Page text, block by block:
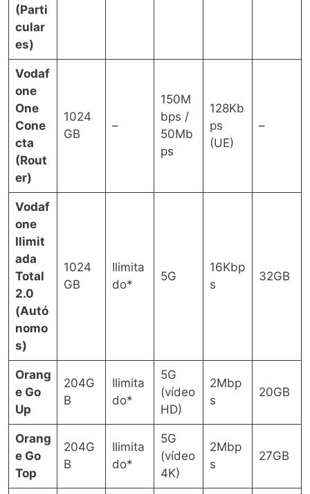
(Parti
cular
es)
Vodaf
one
One
Cone
cta
(Rout
er)
1024
GB
–
150M
bps /
50Mb
ps
128Kb
ps
(UE)
–
Vodaf
one
Ilimit
ada
Total
2.0
(Autó
nomo
s)
1024
GB
Ilimita
do*
5G
16Kbp
s
32GB
Orang
e Go
Up
204G
B
Ilimita
do*
5G
(vídeo
HD)
2Mbp
s
20GB
Orang
e Go
Top
204G
B
Ilimita
do*
5G
(vídeo
4K)
2Mbp
s
27GB